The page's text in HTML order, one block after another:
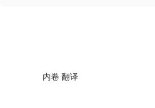
内卷 翻译